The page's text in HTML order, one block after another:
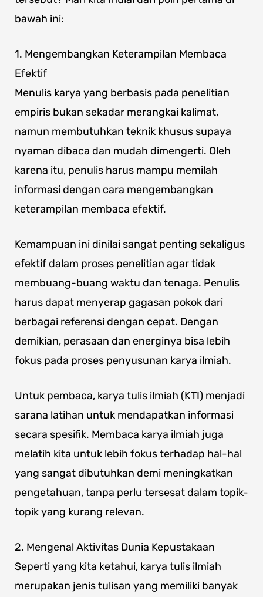
bawah ini:
1. Mengembangkan Keterampilan Membaca
Efektif
Menulis karya yang berbasis pada penelitian
empiris bukan sekadar merangkai kalimat,
namun membutuhkan teknik khusus supaya
nyaman dibaca dan mudah dimengerti. Oleh
karena itu, penulis harus mampu memilah
informasi dengan cara mengembangkan
keterampilan membaca efektif.
Kemampuan ini dinilai sangat penting sekaligus
efektif dalam proses penelitian agar tidak
membuang-buang waktu dan tenaga. Penulis
harus dapat menyerap gagasan pokok dari
berbagai referensi dengan cepat. Dengan
demikian, perasaan dan energinya bisa lebih
fokus pada proses penyusunan karya ilmiah.
Untuk pembaca, karya tulis ilmiah (KTI) menjadi
sarana latihan untuk mendapatkan informasi
secara spesifik. Membaca karya ilmiah juga
melatih kita untuk lebih fokus terhadap hal-hal
yang sangat dibutuhkan demi meningkatkan
pengetahuan, tanpa perlu tersesat dalam topik-
topik yang kurang relevan.
2. Mengenal Aktivitas Dunia Kepustakaan
Seperti yang kita ketahui, karya tulis ilmiah
merupakan jenis tulisan yang memiliki banyak